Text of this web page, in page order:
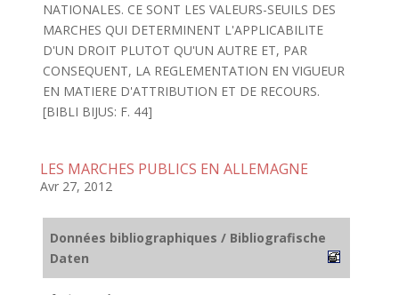
NATIONALES. CE SONT LES VALEURS-SEUILS DES
MARCHES QUI DETERMINENT L'APPLICABILITE
D'UN DROIT PLUTOT QU'UN AUTRE ET, PAR
CONSEQUENT, LA REGLEMENTATION EN VIGUEUR
EN MATIERE D'ATTRIBUTION ET DE RECOURS.
[BIBLI BIJUS: F. 44]
LES MARCHES PUBLICS EN ALLEMAGNE
Avr 27, 2012
Données bibliographiques / Bibliografische
Daten